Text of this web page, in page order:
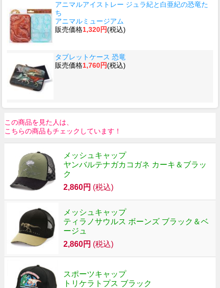
アニマルアイストレー ジュラ紀と白亜紀の恐竜た
ち
アニマルミュージアム
販売価格1,320円(税込)
タブレットケース 恐竜
販売価格1,760円(税込)
この商品を見た人は、
こちらの商品もチェックしています！
メッシュキャップ
ヤンバルテナガカコガネ カーキ＆ブラッ
ク
2,860円 (税込)
メッシュキャップ
ティラノサウルス ボーンズ ブラック＆ベ
ージュ
2,860円 (税込)
スポーツキャップ
トリケラトプス ブラック